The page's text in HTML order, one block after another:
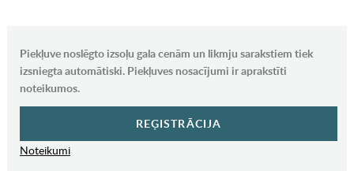
Piekļuve noslēgto izsoļu gala cenām un likmju sarakstiem tiek
izsniegta automātiski. Piekļuves nosacījumi ir aprakstīti
noteikumos.
REĢISTRĀCIJA
Noteikumi